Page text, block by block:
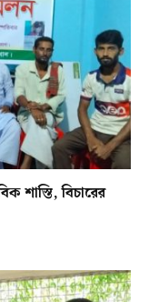
শাস্তি, বিচারের